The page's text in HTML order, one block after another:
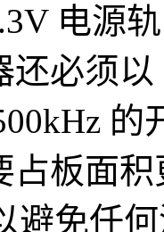
电源
还必须
占板面
避免任